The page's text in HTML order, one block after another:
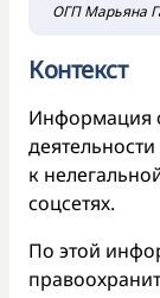
ОГП Марьяна
Контекст
Информация
к
соцсетях.
По этой